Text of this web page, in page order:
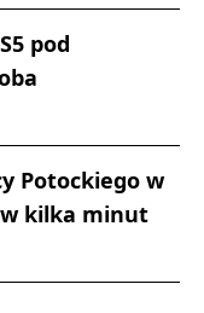
pod
Potockiego w
w kilka minut